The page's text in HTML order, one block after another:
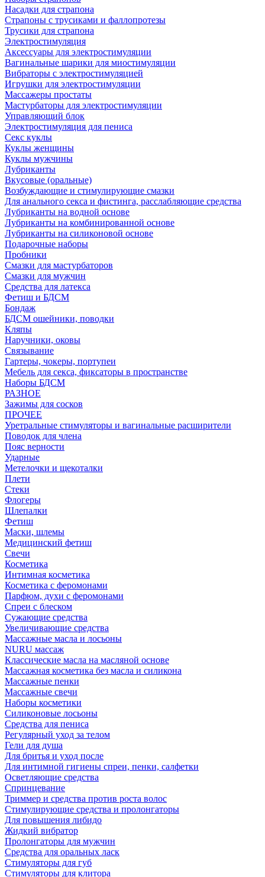
Насадки для страпона
Страпоны с трусиками и фаллопротезы
Трусики для страпона
Электростимуляция
Аксессуары для электростимуляции
Вагинальные шарики для миостимуляции
Вибраторы с электростимуляцией
Игрушки для электростимуляции
Массажеры простаты
Мастурбаторы для электростимуляции
Управляющий блок
Электростимуляция для пениса
Секс куклы
Куклы женщины
Куклы мужчины
Лубриканты
Вкусовые (оральные)
Возбуждающие и стимулирующие смазки
Для анального секса и фистинга, расслабляющие средства
Лубриканты на водной основе
Лубриканты на комбинированной основе
Лубриканты на силиконовой основе
Подарочные наборы
Пробники
Смазки для мастурбаторов
Смазки для мужчин
Средства для латекса
Фетиш и БДСМ
Бондаж
БДСМ ошейники, поводки
Кляпы
Наручники, оковы
Связывание
Гартеры, чокеры, портупеи
Мебель для секса, фиксаторы в пространстве
Наборы БДСМ
РАЗНОЕ
Зажимы для сосков
ПРОЧЕЕ
Уретральные стимуляторы и вагинальные расширители
Поводок для члена
Пояс верности
Ударные
Метелочки и щекоталки
Плети
Стеки
Флогеры
Шлепалки
Фетиш
Маски, шлемы
Медицинский фетиш
Свечи
Косметика
Интимная косметика
Косметика с феромонами
Парфюм, духи с феромонами
Спреи с блеском
Сужающие средства
Увеличивающие средства
Массажные масла и лосьоны
NURU массаж
Классические масла на масляной основе
Массажная косметика без масла и силикона
Массажные пенки
Массажные свечи
Наборы косметики
Силиконовые лосьоны
Средства для пениса
Регулярный уход за телом
Гели для душа
Для бритья и уход после
Для интимной гигиены спреи, пенки, салфетки
Осветляющие средства
Спринцевание
Триммер и средства против роста волос
Стимулирующие средства и пролонгаторы
Для повышения либидо
Жидкий вибратор
Пролонгаторы для мужчин
Средства для оральных ласк
Стимуляторы для губ
Стимуляторы для клитора